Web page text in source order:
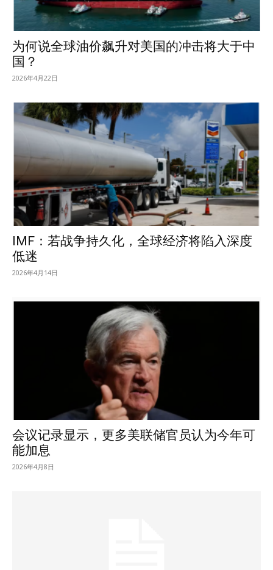
为何说全球油价飙升对美国的冲击将大于中
国？
2026年4月22日
IMF：若战争持久化，全球经济将陷入深度
低迷
2026年4月14日
会议记录显示，更多美联储官员认为今年可
能加息
2026年4月8日